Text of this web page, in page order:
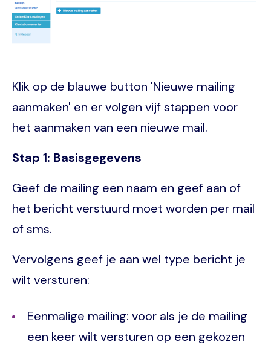
Klik op de blauwe button 'Nieuwe mailing
aanmaken' en er volgen vijf stappen voor
het aanmaken van een nieuwe mail.
Stap 1: Basisgegevens
Geef de mailing een naam en geef aan of
het bericht verstuurd moet worden per mail
of sms.
Vervolgens geef je aan wel type bericht je
wilt versturen:
Eenmalige mailing: voor als je de mailing
een keer wilt versturen op een gekozen